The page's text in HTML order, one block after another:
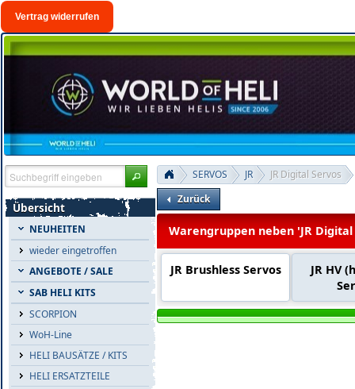
Vertrag widerrufen
Übersicht
NEUHEITEN
wieder eingetroffen
ANGEBOTE / SALE
SAB HELI KITS
SCORPION
WoH-Line
HELI BAUSÄTZE / KITS
HELI ERSATZTEILE
SERVOS JR
JR Digital Servos
Zurück
Warengruppen neben 'JR Digital
JR Brushless Servos
JR HV